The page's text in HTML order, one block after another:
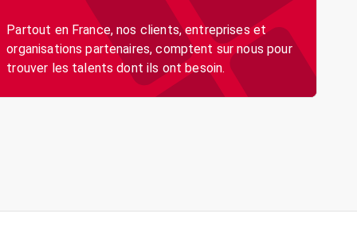
Partout en France, nos clients, entreprises et
organisations partenaires, comptent sur nous pour
trouver les talents dont ils ont besoin.